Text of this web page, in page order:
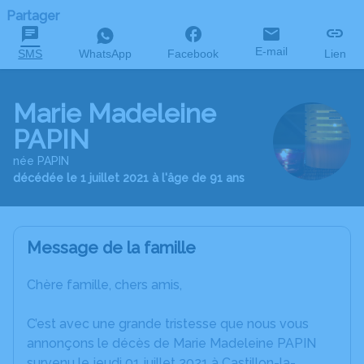
Partager
SMS WhatsApp Facebook E-mail Lien
Marie Madeleine
PAPIN
née PAPIN
décédée le 1 juillet 2021 à l'âge de 91 ans
Message de la famille
Chère famille, chers amis,
C’est avec une grande tristesse que nous vous
annonçons le décès de Marie Madeleine PAPIN